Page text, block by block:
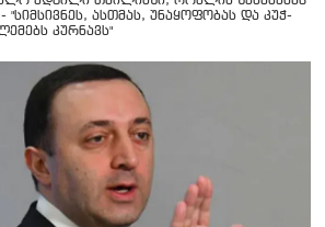
"სიმსივნეს, ასთმას, უნაყოფობას და კუჭ-
კურნავს"